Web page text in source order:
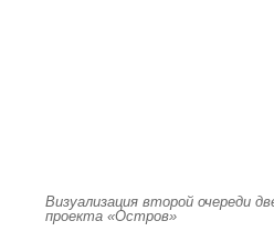
Визуализация второй очереди
проекта «Остров»